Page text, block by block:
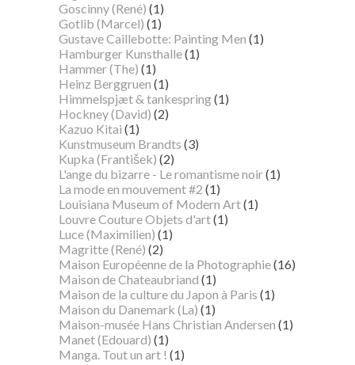
Goscinny (René) (1)
Gotlib (Marcel) (1)
Gustave Caillebotte: Painting Men (1)
Hamburger Kunsthalle(1)
Hammer (The) (1)
Heinz Berggruen (1)
Himmelspjæt & tankespring(1)
Hockney (David) (2)
Kazuo Kitai (1)
Kunstmuseum Brandts (3)
Kupka (František) (2)
L'ange du bizarre - Le romantisme noir(1)
La mode en mouvement #2 (1)
Louisiana Museum of Modern Art(1)
Louvre Couture Objets d'art(1)
Luce (Maximilien) (1)
Magritte (René) (2)
Maison Européenne de la Photographie(16)
Maison de Chateaubriand (1)
Maison de la culture du Japon à Paris (1)
Maison du Danemark (La) (1)
Maison-musée Hans Christian Andersen (1)
Manet (Edouard) (1)
Manga. Tout un art ! (1)